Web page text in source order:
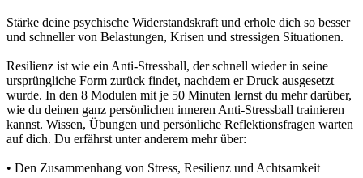
Stärke deine psychische Widerstandskraft und erhole dich so besser
und schneller von Belastungen, Krisen und stressigen Situationen.
Resilienz ist wie ein Anti-Stressball, der schnell wieder in seine
ursprüngliche Form zurück findet, nachdem er Druck ausgesetzt
wurde. In den 8 Modulen mit je 50 Minuten lernst du mehr darüber,
wie du deinen ganz persönlichen inneren Anti-Stressball trainieren
kannst. Wissen, Übungen und persönliche Reflektionsfragen warten
auf dich. Du erfährst unter anderem mehr über:
• Den Zusammenhang von Stress, Resilienz und Achtsamkeit